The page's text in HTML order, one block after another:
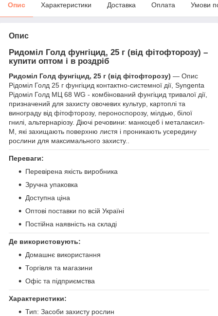
Опис Характеристики Доставка Оплата Умови
Опис
Ридоміл Голд фунгіцид, 25 г (від фітофторозу) –
купити оптом і в роздріб
Ридоміл Голд фунгіцид, 25 г (від фітофторозу) — Опис
Рідоміл Голд 25 г фунгіцид контактно-системної дії, Syngenta
Рідоміл Голд МЦ 68 WG - комбінований фунгіцид тривалої дії,
призначений для захисту овочевих культур, картоплі та
винограду від фітофторозу, пероноспорозу, мілдью, білої
гнилі, альтернаріозу. Діючі речовини: манкоцеб і металаксил-
М, які захищають поверхню листя і проникають усередину
рослини для максимального захисту..
Переваги:
Перевірена якість виробника
Зручна упаковка
Доступна ціна
Оптові поставки по всій Україні
Постійна наявність на складі
Де використовують:
Домашнє використання
Торгівля та магазини
Офіс та підприємства
Характеристики:
Тип: Засоби захисту рослин